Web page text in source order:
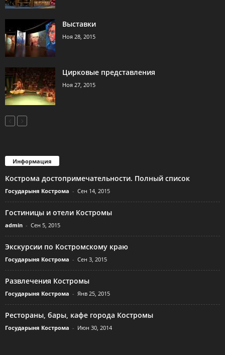
Выставки
Ноя 28, 2015
Цирковые представления
Ноя 27, 2015
Информация
Кострома достопримечательности. Полный список
Государыня Кострома - Сен 14, 2015
Гостиницы и отели Костромы
admin - Сен 5, 2015
Экскурсии по Костромскому краю
Государыня Кострома - Сен 3, 2015
Развлечения Костромы
Государыня Кострома - Янв 25, 2015
Рестораны, бары, кафе города Костромы
Государыня Кострома - Июн 30, 2014